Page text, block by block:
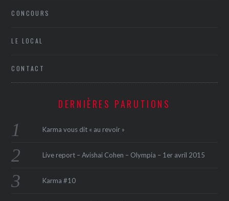
CONCOURS
LE LOCAL
CONTACT
DERNIÈRES PARUTIONS
Karma vous dit « au revoir »
Live report – Avishai Cohen – Olympia – 1er avril 2015
Karma #10